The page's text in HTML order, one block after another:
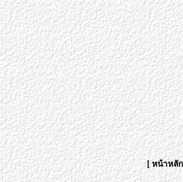
[หน้าหลัก